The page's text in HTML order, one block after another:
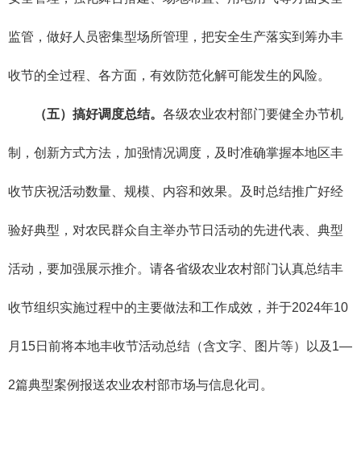
监管，做好人员密集型场所管理，把安全生产落实到筹办丰
收节的全过程、各方面，有效防范化解可能发生的风险。
（五）搞好调度总结。 各级农业农村部门要健全办节机
制，创新方式方法，加强情况调度，及时准确掌握本地区丰
收节庆祝活动数量、规模、内容和效果。及时总结推广好经
验好典型，对农民群众自主举办节日活动的先进代表、典型
活动，要加强展示推介。请各省级农业农村部门认真总结丰
收节组织实施过程中的主要做法和工作成效，并于2024年10
月15日前将本地丰收节活动总结（含文字、图片等）以及1—
2篇典型案例报送农业农村部市场与信息化司。